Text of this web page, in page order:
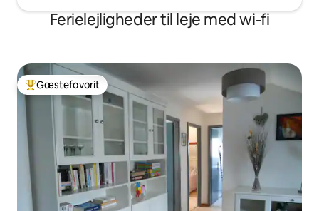
Ferielejligheder til leje med wi-fi
Bedste gæstefavorit
Gæstefavorit